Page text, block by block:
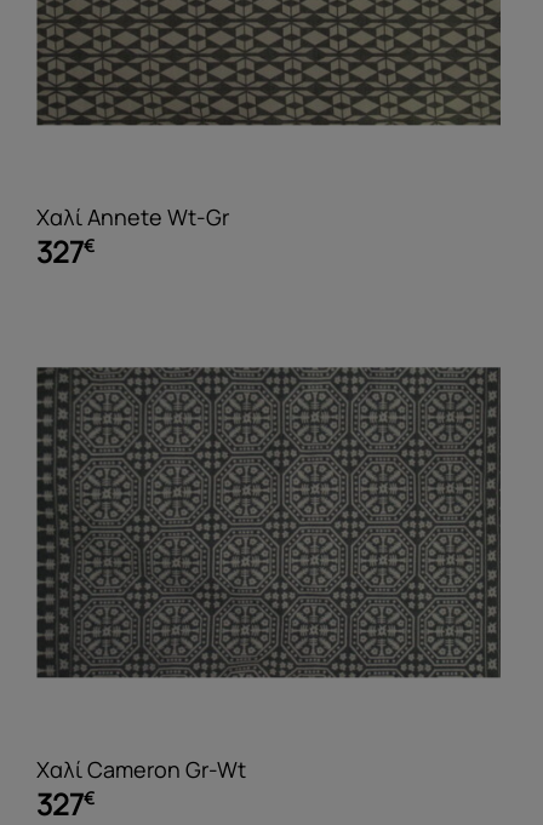
Χαλί Annete Wt-Gr
327€
Χαλί Cameron Gr-Wt
327€